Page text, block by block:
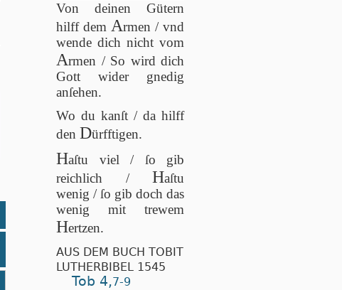
Von deinen Gütern
hilff dem Armen / vnd
wende dich nicht vom
Armen / So wird dich
Gott wider gnedig
anſehen.
Wo du kanſt / da hilff
den Dürfftigen.
Haſtu viel / ſo gib
reichlich / Haſtu
wenig / ſo gib doch das
wenig mit trewem
Hertzen.
AUS DEM BUCH TOBIT
LUTHERBIBEL 1545
Tob 4,7-9